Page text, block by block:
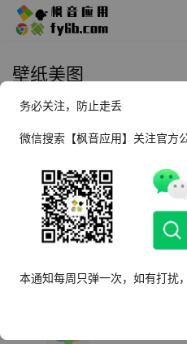
壁纸美图
2021年12
地球动
务必关注，防止走丢
微信搜索【枫音应用】关注官方
本通知每周只弹一次，如有打扰